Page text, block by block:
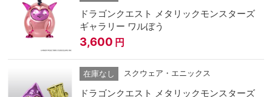
ドラゴンクエスト メタリックモンスターズ
ギャラリー ワルぼう
3,600 円
在庫なし スクウェア・エニックス
ドラゴンクエスト メタリックモンスターズ